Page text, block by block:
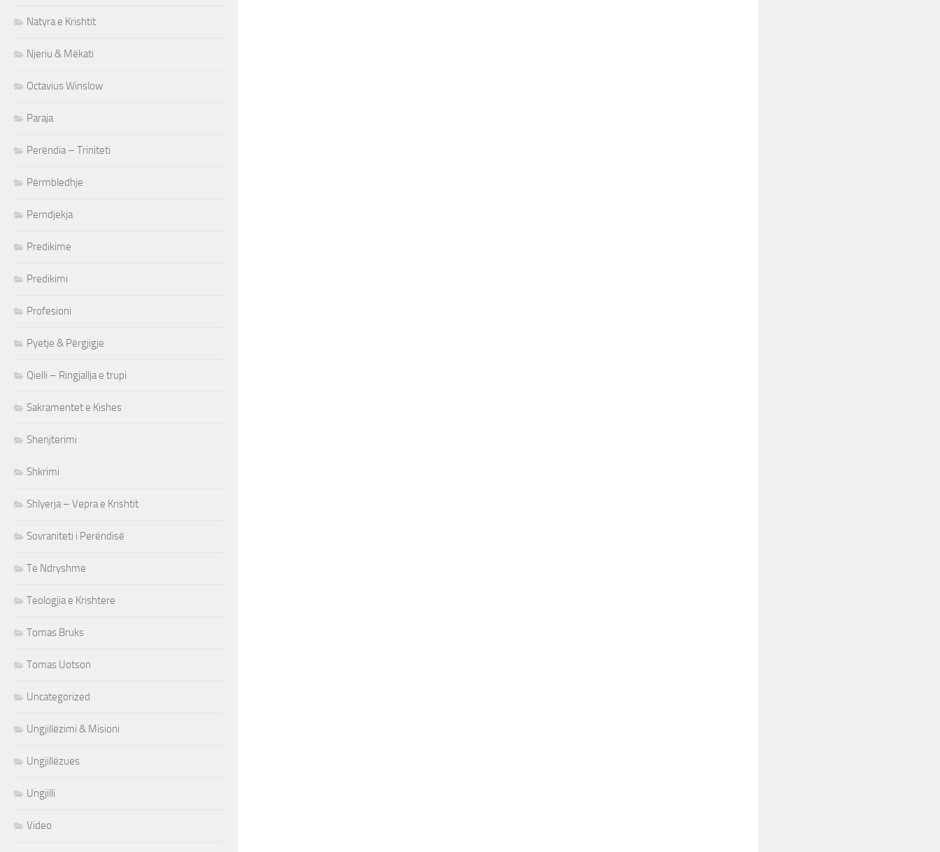
Natyra e Krishtit
Njeriu & Mëkati
Octavius Winslow
Paraja
Perëndia – Triniteti
Përmbledhje
Perndjekja
Predikime
Predikimi
Profesioni
Pyetje & Përgjigje
Qielli – Ringjallja e trupi
Sakramentet e Kishes
Shenjterimi
Shkrimi
Shlyerja – Vepra e Krishtit
Sovraniteti i Perëndisë
Te Ndryshme
Teologjia e Krishtere
Tomas Bruks
Tomas Uotson
Uncategorized
Ungjillëzimi & Misioni
Ungjillëzues
Ungjilli
Video